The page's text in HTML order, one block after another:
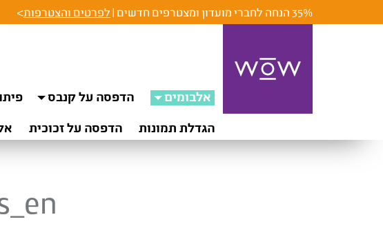
35% הנחה לחברי מועדון ומצטרפים חדשים | לפרטים והצטרפות>
אלבומים הדפסה על קנבס
הגדלת תמונות
הדפסה על זכוכית